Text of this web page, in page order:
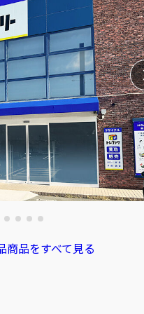
商品をすべて見る